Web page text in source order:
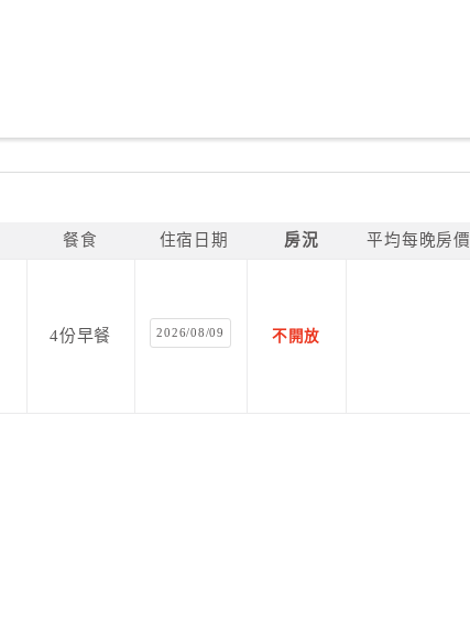
餐食 住宿日期 房況 平均每晚房價
4份早餐 2026/08/09 不開放